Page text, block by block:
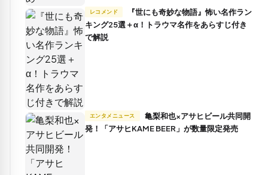
レコメンド
キング25選＋α！トラウマ名作をあらすじ付き
で解説
エンタメニュース
発！「アサヒKAME BEER」が数量限定発売